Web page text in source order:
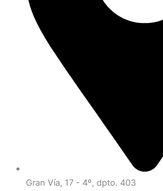
Gran Vía, 17 - 4º, dpto. 403